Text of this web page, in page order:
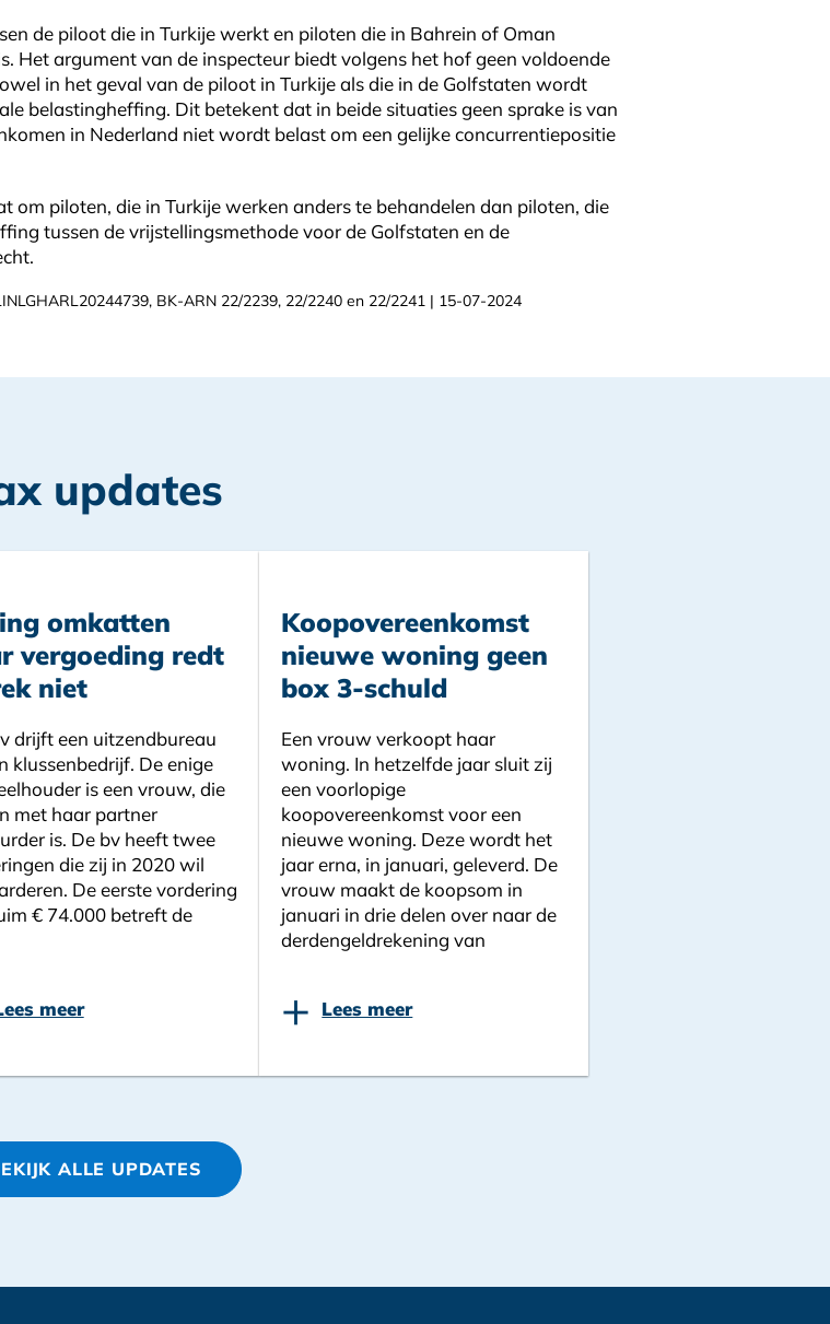
de piloot die in Turkije werkt en piloten die in Bahrein of Oman
Het argument van de inspecteur biedt volgens het hof geen voldoende
in het geval van de piloot in Turkije als die in de Golfstaten wordt
belastingheffing. Dit betekent dat in beide situaties geen sprake is van
in Nederland niet wordt belast om een gelijke concurrentiepositie
om piloten, die in Turkije werken anders te behandelen dan piloten, die
tussen de vrijstellingsmethode voor de Golfstaten en de
BK-ARN 22/2239, 22/2240 en 22/2241 | 15-07-2024
updates
omkatten
vergoeding redt
niet
drijft een uitzendbureau
klussenbedrijf. De enige
is een vrouw, die
met haar partner
is. De bv heeft twee
die zij in 2020 wil
De eerste vordering
€ 74.000 betreft de
meer
Koopovereenkomst
nieuwe woning geen
box 3-schuld
Een vrouw verkoopt haar
woning. In hetzelfde jaar sluit zij
een voorlopige
koopovereenkomst voor een
nieuwe woning. Deze wordt het
jaar erna, in januari, geleverd. De
vrouw maakt de koopsom in
januari in drie delen over naar de
derdengeldrekening van
+ Lees meer
ALLE UPDATES